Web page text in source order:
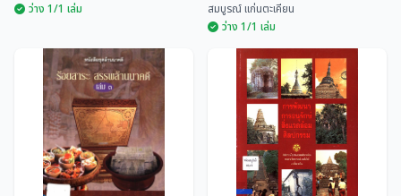
นครน่าน พัฒนาการแห่งนครรัฐ
ชาตรี เจริญศิริ
ว่าง 1/1 เล่ม
นิทรรศการทางวิชาการ การศึกษา
และวัฒนธรรม ๒๗
สมบูรณ์ แก่นตะเคียน
สมบูรณ์ แก่นตะเคียน
ว่าง 1/1 เล่ม